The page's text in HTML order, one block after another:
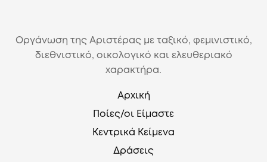
Οργάνωση της Αριστέρας με ταξικό, φεμινιστικό,
διεθνιστικό, οικολογικό και ελευθεριακό
χαρακτήρα.
Αρχική
Ποίες/οι Είμαστε
Κεντρικά Κείμενα
Δράσεις